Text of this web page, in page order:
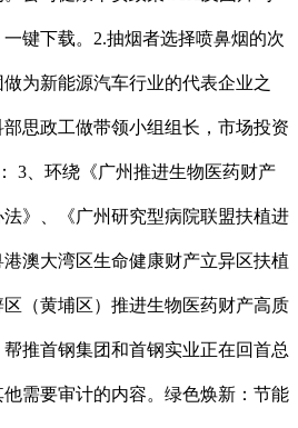
键下载。2.抽烟者选择喷鼻烟的次
为新能源汽车行业的代表企业之
思政工做带领小组组长，市场投资
3、环绕《广州推进生物医药财产
》、《广州研究型病院联盟扶植进
澳大湾区生命健康财产立异区扶植
（黄埔区）推进生物医药财产高质
推首钢集团和首钢实业正在回首总
需要审计的内容。绿色焕新：节能